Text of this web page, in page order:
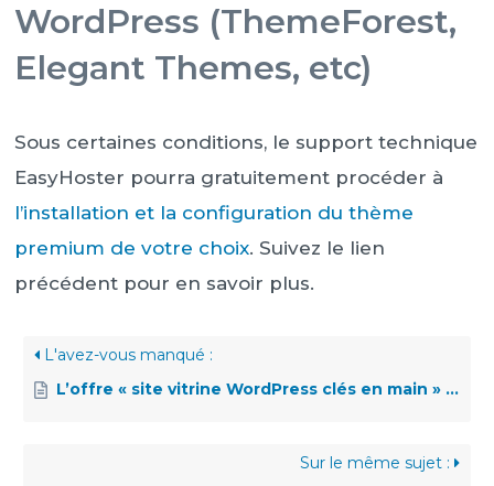
WordPress (ThemeForest,
Elegant Themes, etc)
Sous certaines conditions, le support technique
EasyHoster pourra gratuitement procéder à
l’installation et la configuration du thème
premium de votre choix. Suivez le lien
précédent pour en savoir plus.
L'avez-vous manqué :
L’offre « site vitrine WordPress clés en main » me conviendra-t-elle sachant que je souhaite créer un site de niche (affiliation) ?
Sur le même sujet :